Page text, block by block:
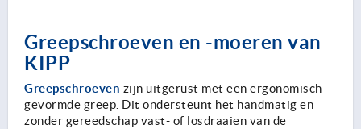
Greepschroeven en -moeren van
KIPP
Greepschroeven zijn uitgerust met een ergonomisch
gevormde greep. Dit ondersteunt het handmatig en
zonder gereedschap vast- of losdraaien van de